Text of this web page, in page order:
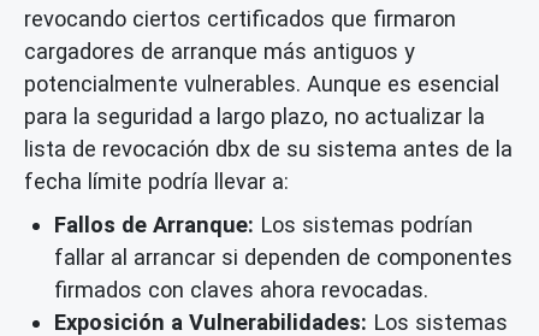
revocando ciertos certificados que firmaron
cargadores de arranque más antiguos y
potencialmente vulnerables. Aunque es esencial
para la seguridad a largo plazo, no actualizar la
lista de revocación dbx de su sistema antes de la
fecha límite podría llevar a:
Fallos de Arranque: Los sistemas podrían
fallar al arrancar si dependen de componentes
firmados con claves ahora revocadas.
Exposición a Vulnerabilidades: Los sistemas